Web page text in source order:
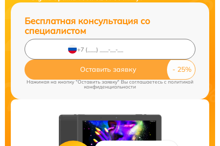
Бесплатная консультация со
специалистом
Оставить заявку
Нажимая на кнопку "Оставить заявку" Вы соглашаетесь c политикой
конфиденциальности